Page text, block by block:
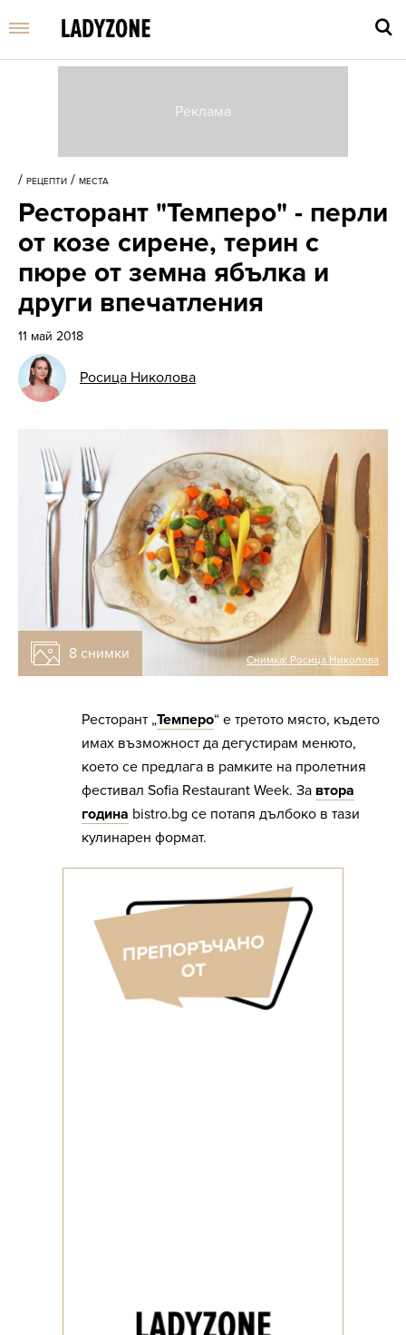
и
/ РЕЦЕПТИ / МЕСТА
Ресторант "Темперо" - перли
от козе сирене, терин с
пюре от земна ябълка и
други впечатления
11 май 2018
Росица Николова
8 снимки Снимка: Росица Николова
Ресторант „Темперо“ е третото място, където
имах възможност да дегустирам менюто,
което се предлага в рамките на пролетния
фестивал Sofia Restaurant Week. За втора
година bistro.bg се потапя дълбоко в тази
кулинарен формат.